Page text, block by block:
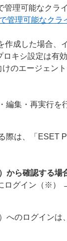
管理可能なクラ
管理可能なク
作成した場合
キシ設定は有
のエージェン
編集・再実行
際は、「ESET
から確認する場
ログイン（※
へのログインは